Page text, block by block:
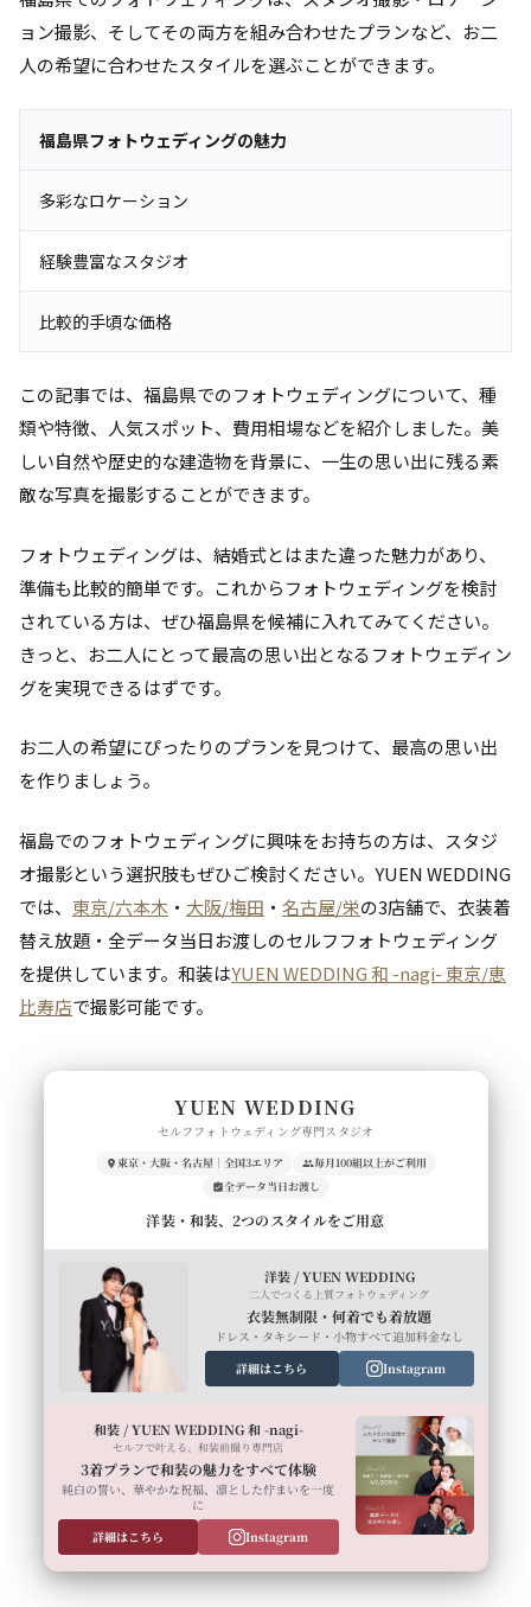
ョン撮影、そしてその両方を組み合わせたプランなど、お二
人の希望に合わせたスタイルを選ぶことができます。
福島県フォトウェディングの魅力
多彩なロケーション
経験豊富なスタジオ
比較的手頃な価格
この記事では、福島県でのフォトウェディングについて、種
類や特徴、人気スポット、費用相場などを紹介しました。美
しい自然や歴史的な建造物を背景に、一生の思い出に残る素
敵な写真を撮影することができます。
フォトウェディングは、結婚式とはまた違った魅力があり、
準備も比較的簡単です。これからフォトウェディングを検討
されている方は、ぜひ福島県を候補に入れてみてください。
きっと、お二人にとって最高の思い出となるフォトウェディン
グを実現できるはずです。
お二人の希望にぴったりのプランを見つけて、最高の思い出
を作りましょう。
福島でのフォトウェディングに興味をお持ちの方は、スタジ
オ撮影という選択肢もぜひご検討ください。YUEN WEDDING
では、 東京/六本木 ・ 大阪/梅田 ・ 名古屋/栄の3店舗で、衣装着
替え放題・全データ当日お渡しのセルフフォトウェディング
を提供しています。和装はYUEN WEDDING 和 -nagi- 東京/恵
比寿店で撮影可能です。
YUEN WEDDING
セルフフォトウェディング専門スタジオ
東京・大阪・名古屋｜全国3エリア
毎月100組以上がご利用
全データ当日お渡し
洋装・和装、2つのスタイルをご用意
洋装 / YUEN WEDDING
二人でつくる上質フォトウェディング
衣装無制限・何着でも着放題
ドレス・タキシード・小物すべて追加料金なし
詳細はこちら
Instagram
和装 / YUEN WEDDING 和 -nagi-
セルフで叶える、和装前撮り専門店
3着プランで和装の魅力をすべて体験
純白の誓い、華やかな祝福、凛とした佇まいを一度
に
詳細はこちら
Instagram